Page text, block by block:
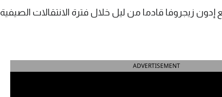
زيجروفا قادما من ليل خلال فترة الانتقالات الصيفية
ADVERTISEMENT